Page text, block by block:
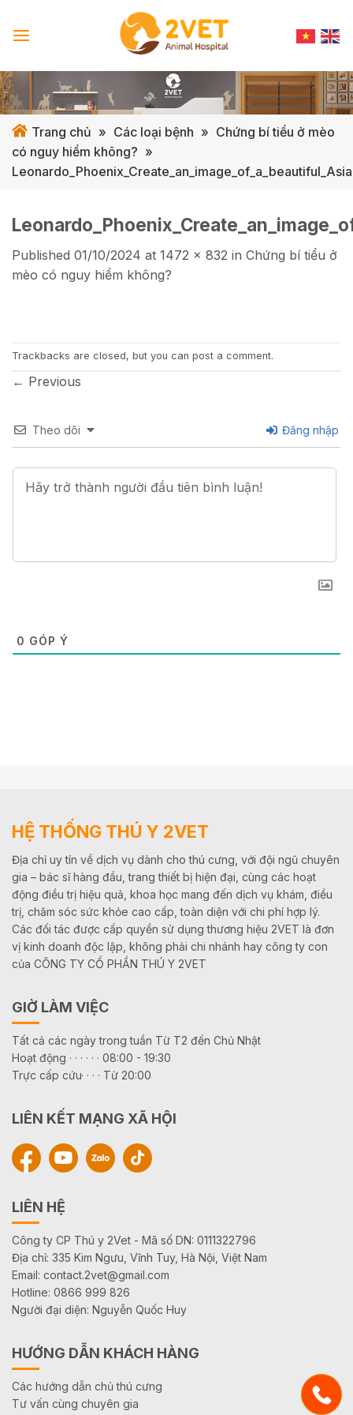
Trang chủ » Các loại bệnh » Chứng bí tiểu ở mèo
có nguy hiểm không? »
Published 01/10/2024 at 1472 × 832 in Chứng bí tiểu ở
mèo có nguy hiểm không?
Trackbacks are closed, but you can post a comment.
← Previous
Theo dõi Đăng nhập
0 GÓP Ý
HỆ THỐNG THÚ Y 2VET
Địa chỉ uy tín về dịch vụ dành cho thú cưng, với đội ngũ chuyên
gia – bác sĩ hàng đầu, trang thiết bị hiện đại, cùng các hoạt
động điều trị hiệu quả, khoa học mang đến dịch vụ khám, điều
trị, chăm sóc sức khỏe cao cấp, toàn diện với chi phí hợp lý.
Các đối tác được cấp quyền sử dụng thương hiệu 2VET là đơn
vị kinh doanh độc lập, không phải chi nhánh hay công ty con
của CÔNG TY CỔ PHẦN THÚ Y 2VET
GIỜ LÀM VIỆC
Tất cả các ngày trong tuần Từ T2 đến Chủ Nhật
Hoạt động · · · · · · 08:00 - 19:30
Trực cấp cứu· · · · Từ 20:00
LIÊN KẾT MẠNG XÃ HỘI
LIÊN HỆ
Công ty CP Thú y 2Vet - Mã số DN: 0111322796
Địa chỉ: 335 Kim Ngưu, Vĩnh Tuy, Hà Nội, Việt Nam
Email: contact.2vet@gmail.com
Hotline: 0866 999 826
Người đại diện: Nguyễn Quốc Huy
HƯỚNG DẪN KHÁCH HÀNG
Các hướng dẫn chủ thú cưng
Tư vấn cùng chuyên gia